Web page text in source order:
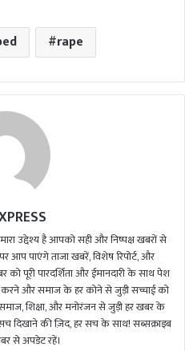
rape
उद्देश्य है आपको सही और निष्पक्ष खबरों से
आप पाएंगे ताजा खबरें, विशेष रिपोर्ट, और
को पूरी पारदर्शिता और ईमानदारी के साथ पेश
और समाज के हर कोने से जुड़ी सच्चाई को
शिक्षा, और मनोरंजन से जुड़ी हर खबर के
दिखाने की ज़िद, हर सच के साथ! सब्सक्राइब
से अपडेट रहें।